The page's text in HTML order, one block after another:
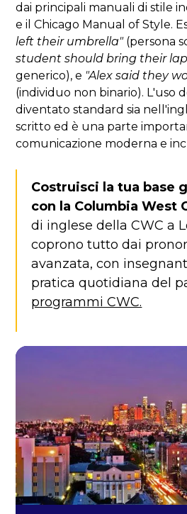
dai principali manuali di stile
e il Chicago Manual of Style.
left their umbrella"(persona
student should bring their
generico), e "Alex said they
(individuo non binario). L'uso
diventato standard sia
scritto ed è una parte
comunicazione moderna e
Costruisci la tua base
con la Columbia West
di inglese della CWC a
coprono tutto dai
avanzata, con
pratica quotidiana del
programmi CWC.